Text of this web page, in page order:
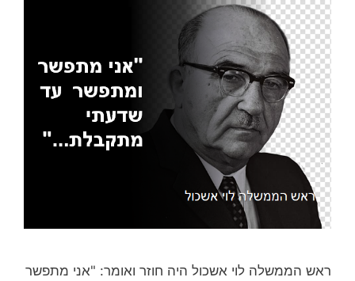
ראש הממשלה לוי אשכול היה חוזר ואומר: "אני מתפשר